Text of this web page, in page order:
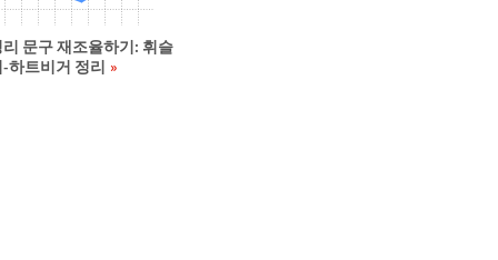
문구 재조율하기: 휘슬
하트비거 정리